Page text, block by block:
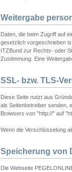
Weitergabe
Daten, die beim Zugriff auf
gesetzlich vorgeschrieben
ITZBund zur Rechts- oder
Zustimmung. Eine
SSL- bzw. TLS-
Diese Seite nutzt aus
als Seitenbetreiber senden,
Browsers von "http://" auf
Wenn die Verschlüsselung
Speicherung von
Die Webseite